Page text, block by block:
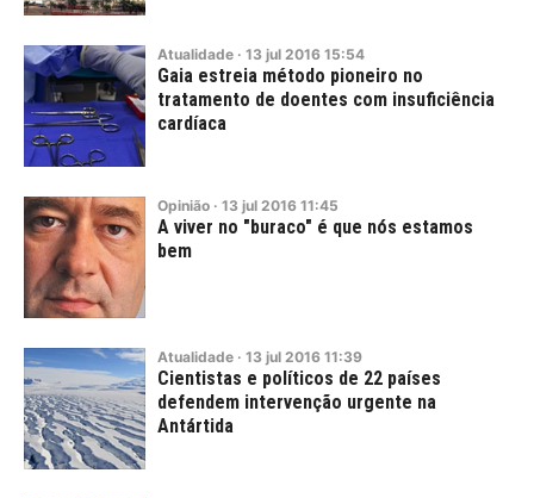
Atualidade · 13 jul 2016 15:54
Gaia estreia método pioneiro no
tratamento de doentes com insuficiência
cardíaca
Opinião · 13 jul 2016 11:45
A viver no "buraco" é que nós estamos
bem
Atualidade · 13 jul 2016 11:39
Cientistas e políticos de 22 países
defendem intervenção urgente na
Antártida